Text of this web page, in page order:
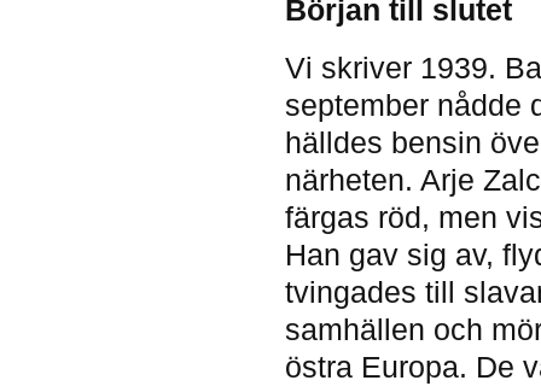
Början till slutet
Vi skriver 1939.
september nådde
hälldes bensin
närheten. Arje
färgas röd, men
Han gav sig av,
tvingades till
samhällen och
östra Europa. De